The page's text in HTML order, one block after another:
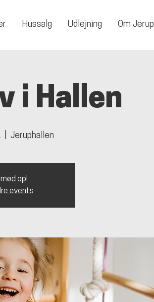
Hussalg Udlejning Om Jerup
i Hallen
Jeruphallen
mød op!
events